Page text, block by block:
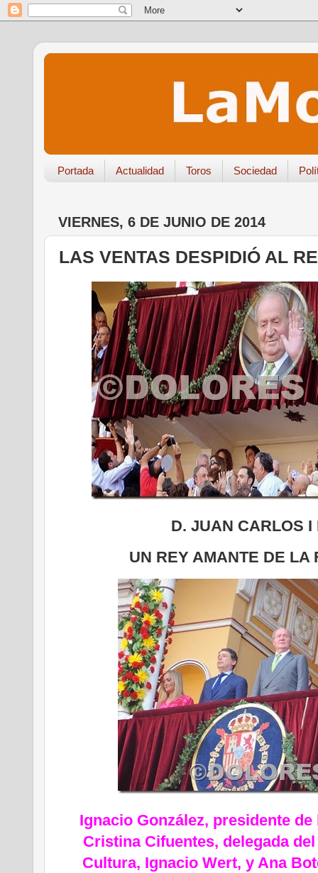
Portada Actualidad Toros Sociedad
VIERNES, 6 DE JUNIO DE 2014
LAS VENTAS DESPIDIÓ AL
D. JUAN CARLOS I
UN REY AMANTE DE LA
Ignacio González, presidente
Cristina Cifuentes, delegada
Cultura, Ignacio Wert, y Ana